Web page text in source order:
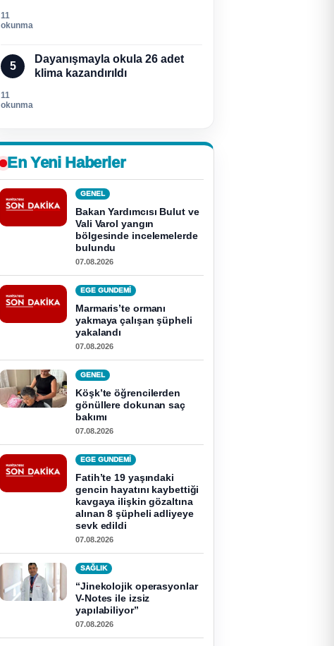
11
okunma
5
Dayanışmayla okula 26 adet
klima kazandırıldı
11
okunma
En Yeni Haberler
GENEL
Bakan Yardımcısı Bulut ve
Vali Varol yangın
bölgesinde incelemelerde
bulundu
07.08.2026
EGE GUNDEMİ
Marmaris’te ormanı
yakmaya çalışan şüpheli
yakalandı
07.08.2026
GENEL
Köşk’te öğrencilerden
gönüllere dokunan saç
bakımı
07.08.2026
EGE GUNDEMİ
Fatih’te 19 yaşındaki
gencin hayatını kaybettiği
kavgaya ilişkin gözaltına
alınan 8 şüpheli adliyeye
sevk edildi
07.08.2026
SAĞLIK
“Jinekolojik operasyonlar
V-Notes ile izsiz
yapılabiliyor”
07.08.2026